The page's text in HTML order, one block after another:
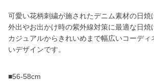
可愛い花柄刺繍が施されたデニム素材の日焼
外出やお出かけ時の紫外線対策に最適な日焼
カジュアルからきれいめまで幅広いコーディ
いデザインです。
■56-58cm